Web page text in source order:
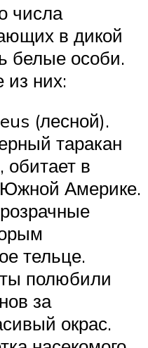
числа
в дикой
белые особи.
них:
(лесной).
таракан
в
Америке.
тельце.
полюбили
за
окрас.